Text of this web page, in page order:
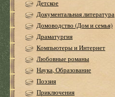
Детское
Документальная литература
Домоводство (Дом и семья)
Драматургия
Компьютеры и Интернет
Любовные романы
Наука, Образование
Поэзия
Приключения